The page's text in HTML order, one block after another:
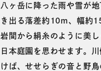
八ヶ岳に降った雨や雪が
き出る落差約10m、幅約
岩間から絹糸のように美
日本庭園を思わせます。
けば、せせらぎの音と野